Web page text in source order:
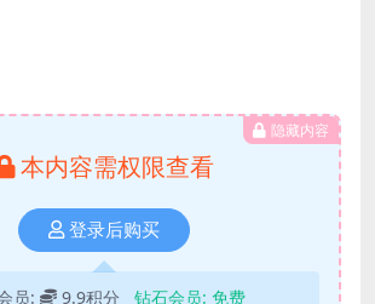
隐藏内容
本内容需权限查看
登录后购买
员: 9.9积分 钻石会员: 免费